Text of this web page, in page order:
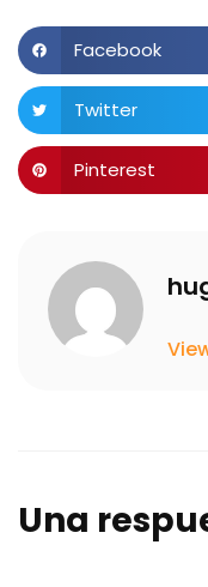
Facebook
Twitter
Pinterest
Una